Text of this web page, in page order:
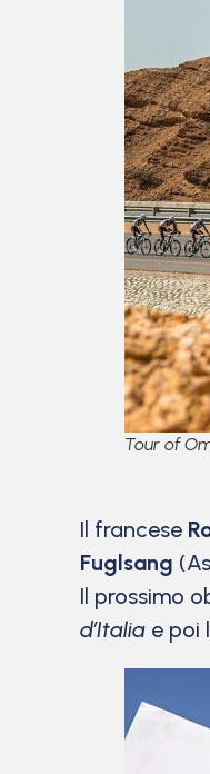
Tour of
Il francese
Fuglsang
Il prossimo
d’Italia e poi